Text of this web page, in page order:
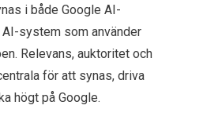
i både Google AI-
system som använder
Relevans, auktoritet och
för att synas, driva
högt på Google.